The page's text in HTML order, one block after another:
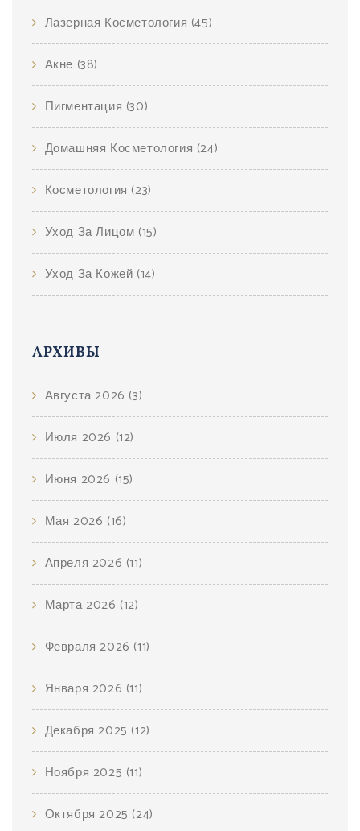
Лазерная Косметология (45)
Акне (38)
Пигментация (30)
Домашняя Косметология (24)
Косметология (23)
Уход За Лицом (15)
Уход За Кожей (14)
АРХИВЫ
Августа 2026 (3)
Июля 2026 (12)
Июня 2026 (15)
Мая 2026 (16)
Апреля 2026 (11)
Марта 2026 (12)
Февраля 2026 (11)
Января 2026 (11)
Декабря 2025 (12)
Ноября 2025 (11)
Октября 2025 (24)